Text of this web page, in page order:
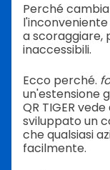
Perché
a scoraggiare,
inaccessibili.
Ecco perché.
un'estensione
QR TIGER
sviluppato un
che qualsiasi
facilmente.